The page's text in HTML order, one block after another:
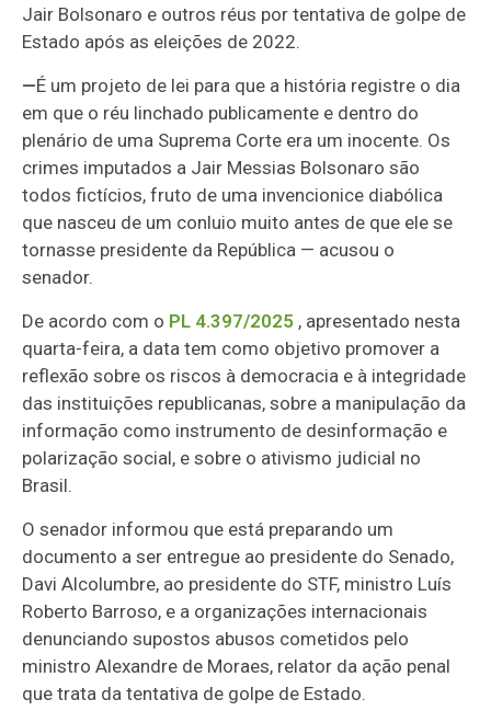
Jair Bolsonaro e outros réus por tentativa de golpe de
Estado após as eleições de 2022.
—É um projeto de lei para que a história registre o dia
em que o réu linchado publicamente e dentro do
plenário de uma Suprema Corte era um inocente. Os
crimes imputados a Jair Messias Bolsonaro são
todos fictícios, fruto de uma invencionice diabólica
que nasceu de um conluio muito antes de que ele se
tornasse presidente da República — acusou o
senador.
De acordo com o PL 4.397/2025 , apresentado nesta
quarta-feira, a data tem como objetivo promover a
reflexão sobre os riscos à democracia e à integridade
das instituições republicanas, sobre a manipulação da
informação como instrumento de desinformação e
polarização social, e sobre o ativismo judicial no
Brasil.
O senador informou que está preparando um
documento a ser entregue ao presidente do Senado,
Davi Alcolumbre, ao presidente do STF, ministro Luís
Roberto Barroso, e a organizações internacionais
denunciando supostos abusos cometidos pelo
ministro Alexandre de Moraes, relator da ação penal
que trata da tentativa de golpe de Estado.